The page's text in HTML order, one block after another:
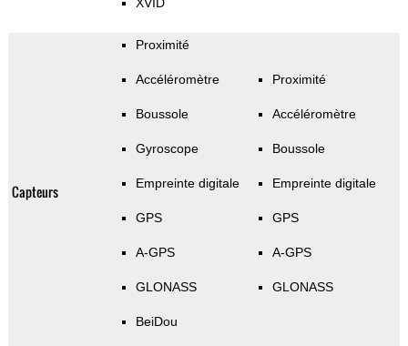
Capteurs
Proximité
Accéléromètre
Boussole
Gyroscope
Empreinte digitale
GPS
A-GPS
GLONASS
BeiDou
Proximité
Accéléromètre
Boussole
Empreinte digitale
GPS
A-GPS
GLONASS